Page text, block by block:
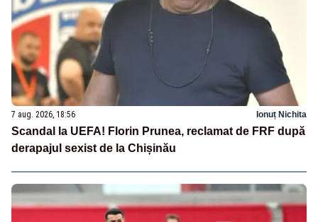
7 aug. 2026, 18:56 Ionuț Nichita
Scandal la UEFA! Florin Prunea, reclamat de FRF după
derapajul sexist de la Chișinău